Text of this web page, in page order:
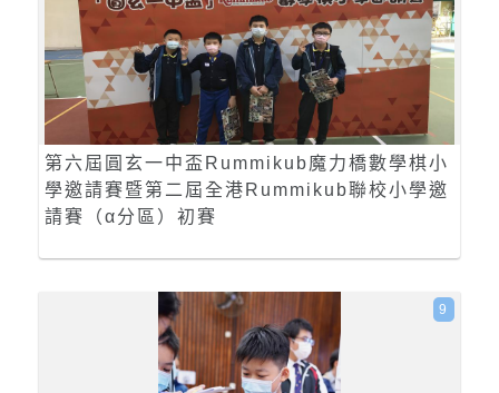
第六屆圓玄一中盃Rummikub魔力橋數學棋小
學邀請賽暨第二屆全港Rummikub聯校小學邀
請賽（α分區）初賽
9